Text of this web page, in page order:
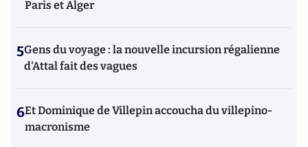
Paris et Alger
5Gens du voyage : la nouvelle incursion régalienne
d'Attal fait des vagues
6Et Dominique de Villepin accoucha du villepino-
macronisme